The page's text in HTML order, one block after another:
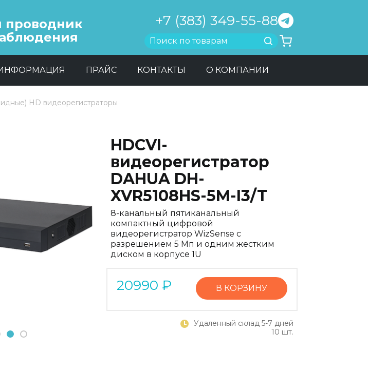
+7 (383) 349-55-88
Найти
ПРАЙС КОНТАКТЫ О КОМПАНИИ
HD видеорегистраторы
Next
2 3
HDCVI-
видеорегистратор
DAHUA DH-
XVR5108HS-5M-I3/T
8-канальный пятиканальный
компактный цифровой
видеорегистратор WizSense с
разрешением 5 Мп и одним жестким
диском в корпусе 1U
20990 ₽ В КОРЗИНУ
Удаленный склад 5-7 дней
10 шт.